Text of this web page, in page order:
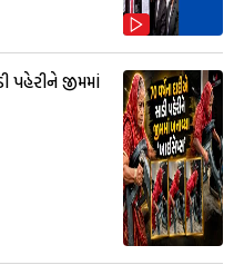
પહેરીને જીમમાં